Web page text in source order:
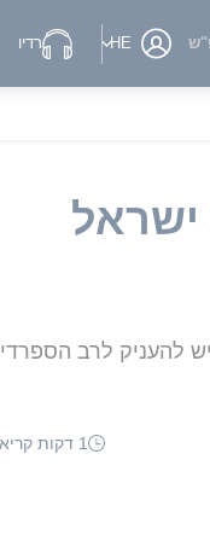
HE רדיו
להעניק לרב הספרדי
1 דקות קריאה